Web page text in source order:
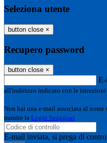
Seleziona utente
button close ×
Recupero password
button close ×
all'indirizzo indicato con le istruzioni
Non hai una e-mail associata al
tramite la Login Spaggiari
E-mail inviata, si prega di